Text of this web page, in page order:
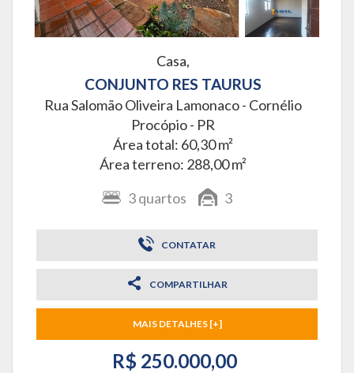
Casa,
CONJUNTO RES TAURUS
Rua Salomão Oliveira Lamonaco - Cornélio
Procópio - PR
Área total: 60,30 m²
Área terreno: 288,00 m²
3quartos 3
CONTATAR
COMPARTILHAR
MAIS DETALHES [+]
R$ 250.000,00